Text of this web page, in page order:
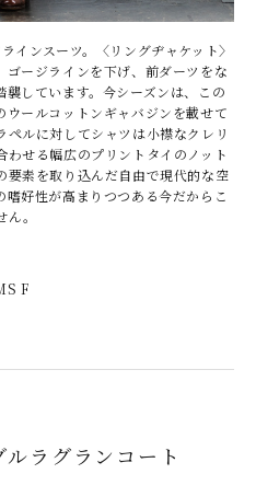
インスーツ。〈リングヂャケット〉
ージラインを下げ、前ダーツをな
しています。今シーズンは、この
ウールコットンギャバジンを載せて
ルに対してシャツは小襟なクレリ
せる幅広のプリントタイのノット
要素を取り込んだ自由で現代的な空
好性が高まりつつある今だからこ
。
F
ラグランコート